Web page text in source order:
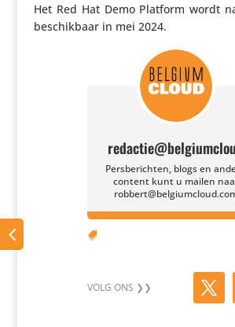
Het Red Hat Demo Platform wordt
beschik­baar in mei 2024.
Persberichten, blogs en
content kunt u mailen
